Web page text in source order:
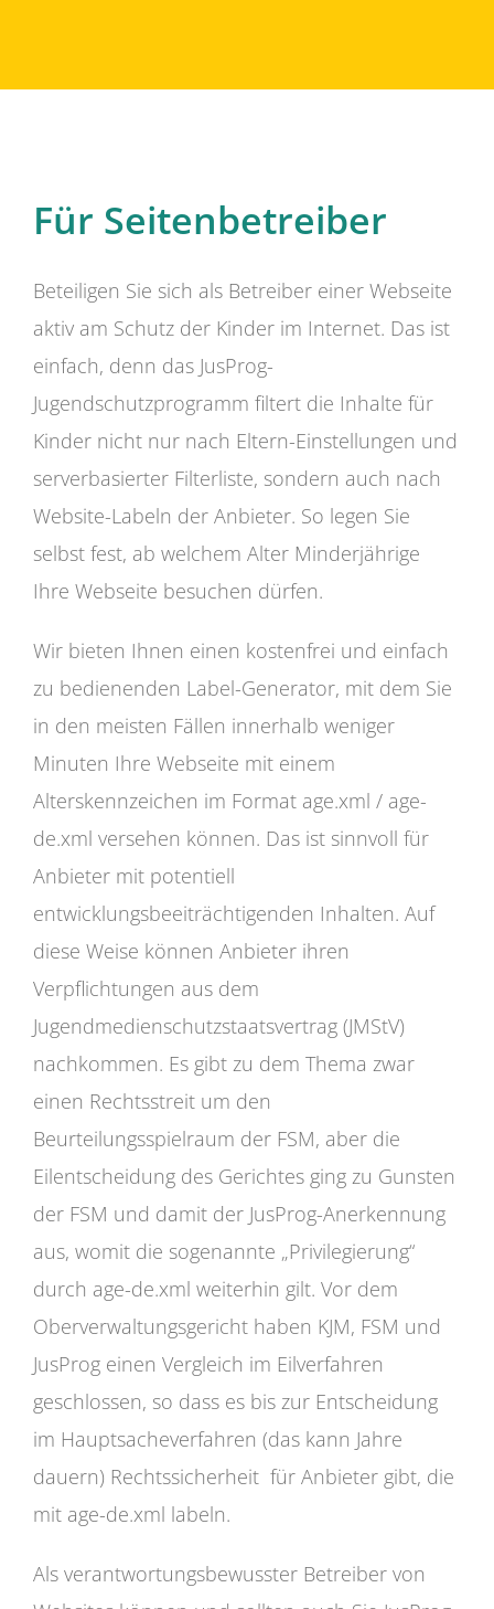
Für Seitenbetreiber
Beteiligen Sie sich als Betreiber einer Webseite
aktiv am Schutz der Kinder im Internet. Das ist
einfach, denn das JusProg-
Jugendschutzprogramm filtert die Inhalte für
Kinder nicht nur nach Eltern-Einstellungen und
serverbasierter Filterliste, sondern auch nach
Website-Labeln der Anbieter. So legen Sie
selbst fest, ab welchem Alter Minderjährige
Ihre Webseite besuchen dürfen.
Wir bieten Ihnen einen kostenfrei und einfach
zu bedienenden Label-Generator, mit dem Sie
in den meisten Fällen innerhalb weniger
Minuten Ihre Webseite mit einem
Alterskennzeichen im Format age.xml / age-
de.xml versehen können. Das ist sinnvoll für
Anbieter mit potentiell
entwicklungsbeeiträchtigenden Inhalten. Auf
diese Weise können Anbieter ihren
Verpflichtungen aus dem
Jugendmedienschutzstaatsvertrag (JMStV)
nachkommen. Es gibt zu dem Thema zwar
einen Rechtsstreit um den
Beurteilungsspielraum der FSM, aber die
Eilentscheidung des Gerichtes ging zu Gunsten
der FSM und damit der JusProg-Anerkennung
aus, womit die sogenannte „Privilegierung“
durch age-de.xml weiterhin gilt. Vor dem
Oberverwaltungsgericht haben KJM, FSM und
JusProg einen Vergleich im Eilverfahren
geschlossen, so dass es bis zur Entscheidung
im Hauptsacheverfahren (das kann Jahre
dauern) Rechtssicherheit für Anbieter gibt, die
mit age-de.xml labeln.
Als verantwortungsbewusster Betreiber von